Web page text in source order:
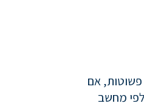
פשוטות, אם
מחשב